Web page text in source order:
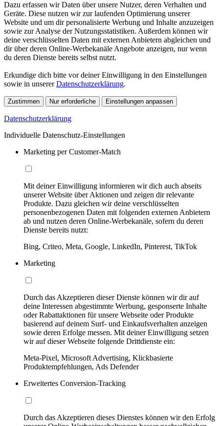
Dazu erfassen wir Daten über unsere Nutzer, deren Verhalten und
Geräte. Diese nutzen wir zur laufenden Optimierung unserer
Website und um dir personalisierte Werbung und Inhalte anzuzeigen
sowie zur Analyse der Nutzungsstatistiken. Außerdem können wir
deine verschlüsselten Daten mit externen Anbietern abgleichen und
dir über deren Online-Werbekanäle Angebote anzeigen, nur wenn
du deren Dienste bereits selbst nutzt.
Erkundige dich bitte vor deiner Einwilligung in den Einstellungen
sowie in unsererDatenschutzerklärung.
Zustimmen Nur erforderliche Einstellungen anpassen
Datenschutzerklärung
Individuelle Datenschutz-Einstellungen
Marketing per Customer-Match
Mit deiner Einwilligung informieren wir dich auch abseits
unserer Website über Aktionen und zeigen dir relevante
Produkte. Dazu gleichen wir deine verschlüsselten
personenbezogenen Daten mit folgenden externen Anbietern
ab und nutzen deren Online-Werbekanäle, sofern du deren
Dienste bereits nutzt:
Bing, Criteo, Meta, Google, LinkedIn, Pinterest, TikTok
Marketing
Durch das Akzeptieren dieser Dienste können wir dir auf
deine Interessen abgestimmte Werbung, gesponserte Inhalte
oder Rabattaktionen für unsere Webseite oder Produkte
basierend auf deinem Surf- und Einkaufsverhalten anzeigen
sowie deren Erfolge messen. Mit deiner Einwilligung setzen
wir auf dieser Webseite folgende Drittdienste ein:
Meta-Pixel, Microsoft Advertising, Klickbasierte
Produktempfehlungen, Ads Defender
Erweitertes Conversion-Tracking
Durch das Akzeptieren dieses Dienstes können wir den Erfolg